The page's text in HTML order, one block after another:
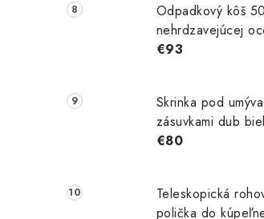
Odpadkový kôš
nehrdzavejúcej
€93
Skrinka pod
zásuvkami dub
€80
Teleskopická
polička do